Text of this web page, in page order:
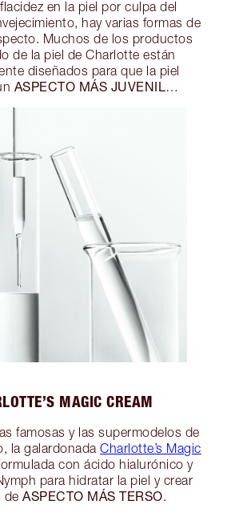
en la piel por culpa del
hay varias formas de
Muchos de los productos
de la piel de Charlotte están
diseñados para que la piel
ASPECTO MÁS JUVENIL…
MAGIC CREAM
famosas y las supermodelos de
la galardonadaCharlotte’s Magic
con ácido hialurónico y
para hidratar la piel y crear
de ASPECTO MÁS TERSO.